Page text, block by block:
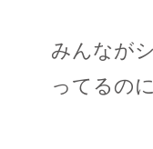
みんなが
ってるの